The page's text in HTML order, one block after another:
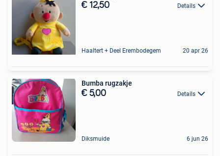
€ 12,50 Details
Haaltert + Deel Erembodegem 20 apr 26
Bumba rugzakje
€ 5,00 Details
Diksmuide 6 jun 26